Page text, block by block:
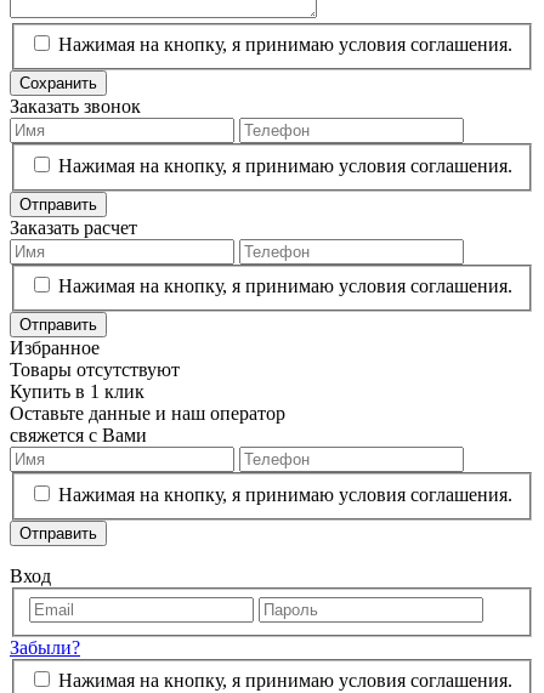
Нажимая на кнопку, я принимаю условия соглашения.
Сохранить
Заказать звонок
Нажимая на кнопку, я принимаю условия соглашения.
Отправить
Заказать расчет
Нажимая на кнопку, я принимаю условия соглашения.
Отправить
Избранное
Товары отсутствуют
Купить в 1 клик
Оставьте данные и наш оператор
свяжется с Вами
Нажимая на кнопку, я принимаю условия соглашения.
Отправить
Вход
Забыли?
Нажимая на кнопку, я принимаю условия соглашения.